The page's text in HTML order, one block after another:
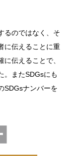
るのではなく、そ
に伝えることに重
伝えることで、
。またSDGsにも
SDGsナンバーを